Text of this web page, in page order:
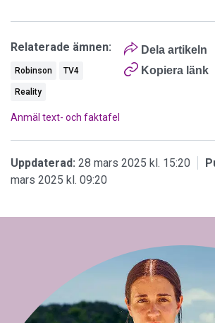
Dela artikeln
Kopiera länk
Relaterade ämnen:
Robinson TV4
Reality
Anmäl text- och faktafel
Uppdaterad: 28 mars 2025 kl. 15:20
mars 2025 kl. 09:20